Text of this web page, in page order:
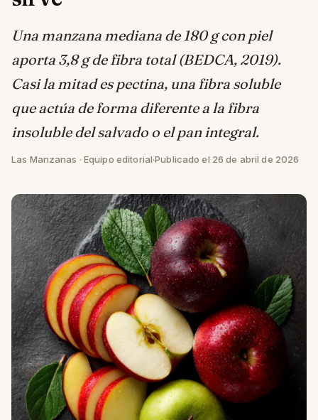
Una manzana mediana de 180 g con piel
aporta 3,8 g de fibra total (BEDCA, 2019).
Casi la mitad es pectina, una fibra soluble
que actúa de forma diferente a la fibra
insoluble del salvado o el pan integral.
Las Manzanas · Equipo editorial·Publicado el 26 de abril de 2026